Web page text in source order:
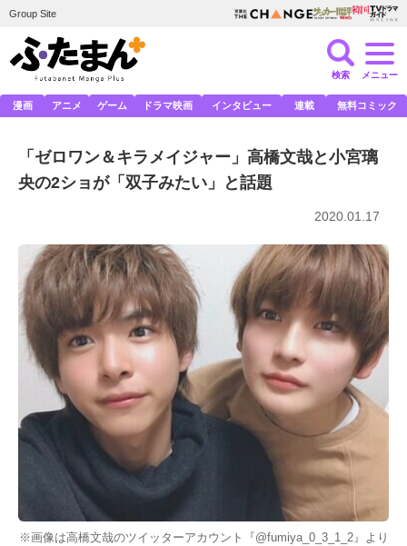
Group Site
検索 メニュー
漫画 アニメ ゲーム ドラマ映画 インタビュー 連載 無料コミック
「ゼロワン＆キラメイジャー」高橋文哉と小宮璃
央の2ショが「双子みたい」と話題
2020.01.17
※画像は高橋文哉のツイッターアカウント『@fumiya_0_3_1_2』より